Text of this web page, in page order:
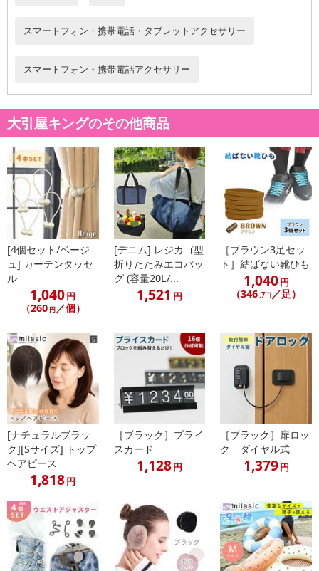
スマートフォン・携帯電話・タブレットアクセサリー
スマートフォン・携帯電話アクセサリー
大引屋キングのその他商品
[4個セット/ベージ
ュ] カーテンタッセ
ル
1,040円
（260 円／個）
[デニム] レジカゴ型
折りたたみエコバッ
グ (容量20L/...
1,521 円
［ブラウン3足セッ
ト］結ばない靴ひも
1,040円
（346.7円 ／足）
[ナチュラルブラッ
ク][Sサイズ] トップ
ヘアピース
1,818円
［ブラック］プライ
スカード
1,128円
［ブラック］扉ロッ
ク ダイヤル式
1,379円